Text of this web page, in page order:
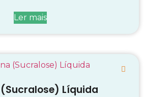
Ler mais
Líquida